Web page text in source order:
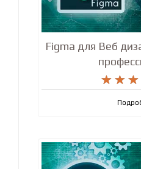
Figma для Веб
  
  